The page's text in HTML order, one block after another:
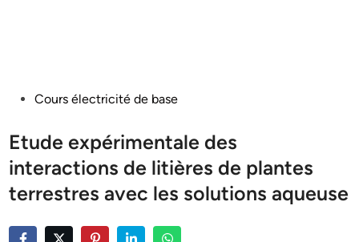
PostedCours électricité de base
Etude expérimentale des
interactions de litières de plantes
terrestres avec les solutions aqueuse